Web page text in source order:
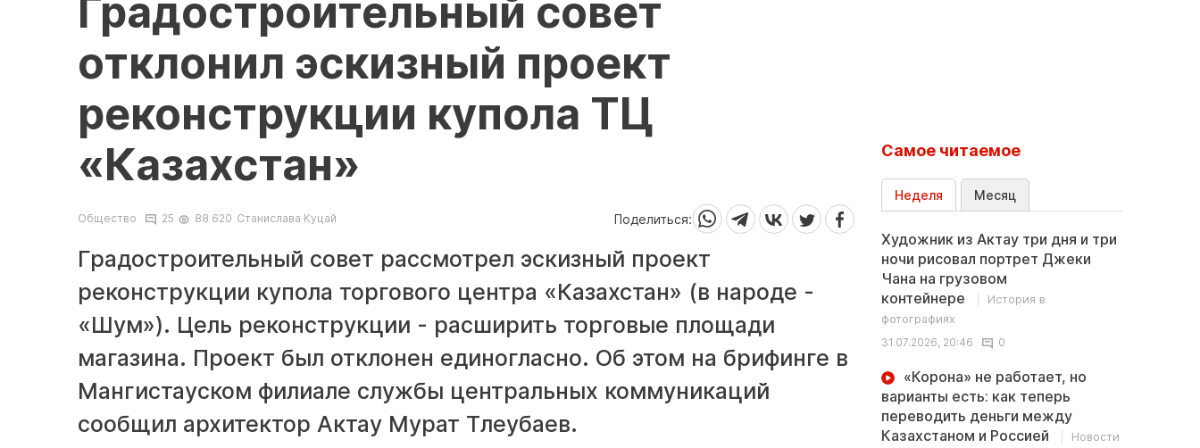
Градостроительный совет
отклонил эскизный проект
реконструкции купола ТЦ
«Казахстан»
Общество 25 88 620 Станислава Куцай Поделиться:
Градостроительный совет рассмотрел эскизный проект
реконструкции купола торгового центра «Казахстан» (в народе -
«Шум»). Цель реконструкции - расширить торговые площади
магазина. Проект был отклонен единогласно. Об этом на брифинге в
Мангистауском филиале службы центральных коммуникаций
сообщил архитектор Актау Мурат Тлеубаев.
Самое читаемое
Неделя Месяц
Художник из Актау три дня и три
ночи рисовал портрет Джеки
Чана на грузовом
контейнере
История в
фотографиях
31.07.2026, 20:46
0
«Корона» не работает, но
варианты есть: как теперь
переводить деньги между
Казахстаном и Россией
Новости